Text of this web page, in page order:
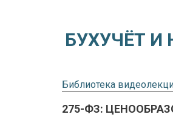
БУХУЧЁТ И
Библиотека
275-ФЗ: